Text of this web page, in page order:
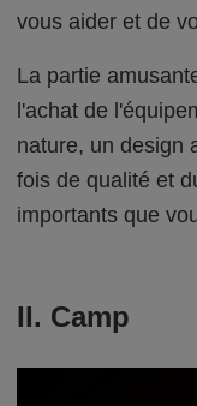
vous aider et de
La partie
l'achat de
nature, un design
fois de qualité et
importants que
II. Camp